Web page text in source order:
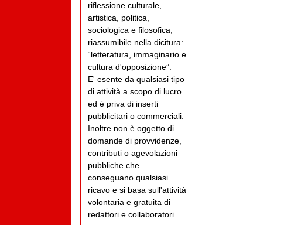
riflessione culturale,
artistica, politica,
sociologica e filosofica,
riassumibile nella dicitura:
“letteratura, immaginario e
cultura d'opposizione”.
E' esente da qualsiasi tipo
di attività a scopo di lucro
ed è priva di inserti
pubblicitari o commerciali.
Inoltre non è oggetto di
domande di provvidenze,
contributi o agevolazioni
pubbliche che
conseguano qualsiasi
ricavo e si basa sull'attività
volontaria e gratuita di
redattori e collaboratori.